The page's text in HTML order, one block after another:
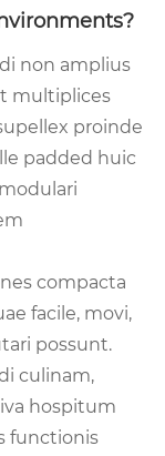
non amplius
multiplices
proinde
padded huic
compacta
facile, movi,
possunt.
culinam,
hospitum
functionis